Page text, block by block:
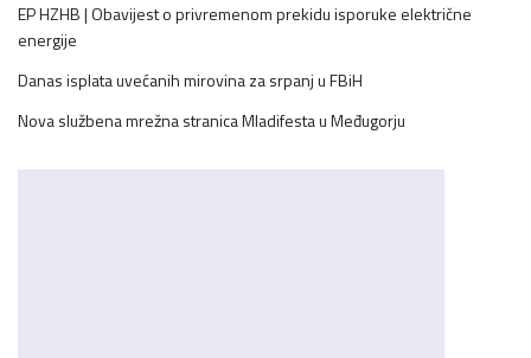
EP HZHB | Obavijest o privremenom prekidu isporuke električne
energije
Danas isplata uvećanih mirovina za srpanj u FBiH
Nova službena mrežna stranica Mladifesta u Međugorju